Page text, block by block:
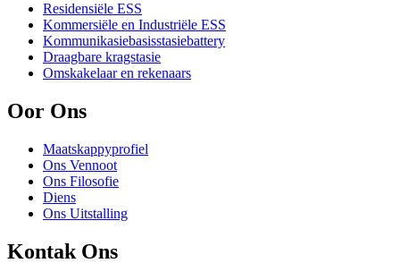
Residensiële ESS
Kommersiële en Industriële ESS
Kommunikasiebasisstasiebattery
Draagbare kragstasie
Omskakelaar en rekenaars
Oor Ons
Maatskappyprofiel
Ons Vennoot
Ons Filosofie
Diens
Ons Uitstalling
Kontak Ons